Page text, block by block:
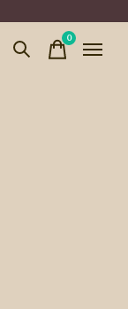
0items